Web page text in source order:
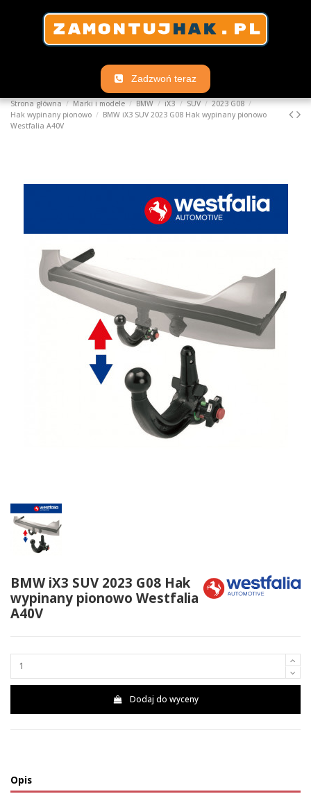
Zadzwoń teraz
Strona główna Marki i modele BMW iX3 SUV
2023 G08
Hak wypinany pionowo
BMW iX3 SUV 2023 G08 Hak wypinany pionowo
Westfalia A40V
BMW iX3 SUV 2023 G08 Hak
wypinany pionowo Westfalia
A40V
Dodaj do wyceny
Opis